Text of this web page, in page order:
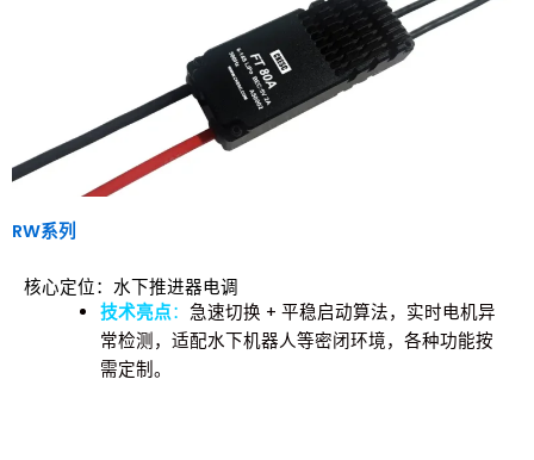
RW系列
核心定位：水下推进器电调
技术亮点： 急速切换 + 平稳启动算法，实时电机异
常检测，适配水下机器人等密闭环境，各种功能按
需定制。